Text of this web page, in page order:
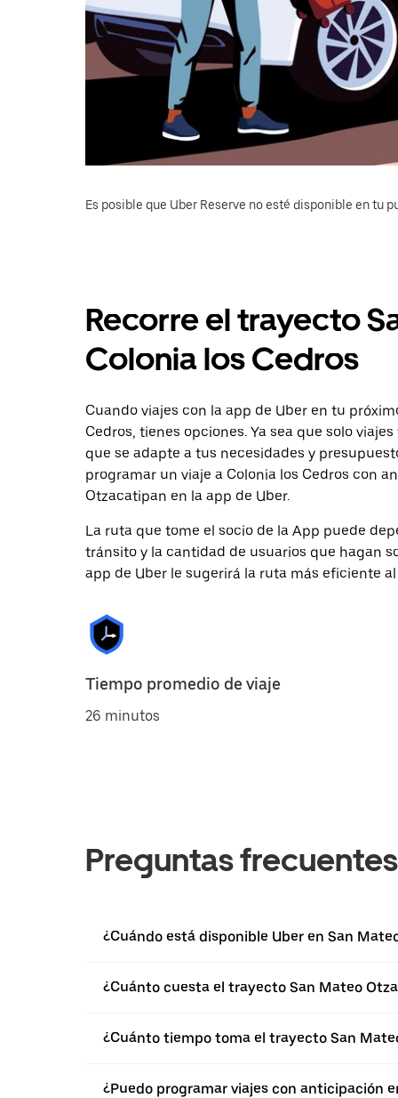
Es posible que Uber Reserve no esté disponible en tu
Recorre el trayecto
Colonia los Cedros
Cuando viajes con la app de Uber en tu
Cedros, tienes opciones. Ya sea que solo
que se adapte a tus necesidades y
programar un viaje a Colonia los Cedros con
Otzacatipan en la app de Uber.
La ruta que tome el socio de la App puede
tránsito y la cantidad de usuarios que hagan
app de Uber le sugerirá la ruta más eficiente
Tiempo promedio de viaje
26 minutos
Preguntas frecuentes
¿Cuándo está disponible Uber en San
¿Cuánto cuesta el trayecto San Mateo
¿Cuánto tiempo toma el trayecto San
¿Puedo programar viajes con anticipación